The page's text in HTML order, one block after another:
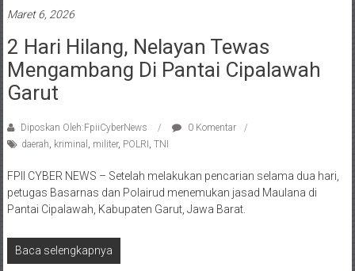
Maret 6, 2026
2 Hari Hilang, Nelayan Tewas
Mengambang Di Pantai Cipalawah
Garut
Diposkan Oleh:FpiiCyberNews
0 Komentar
daerah, kriminal , militer, POLRI , TNI
FPII CYBER NEWS – Setelah melakukan pencarian selama dua hari,
petugas Basarnas dan Polairud menemukan jasad Maulana di
Pantai Cipalawah, Kabupaten Garut, Jawa Barat.
Baca selengkapnya